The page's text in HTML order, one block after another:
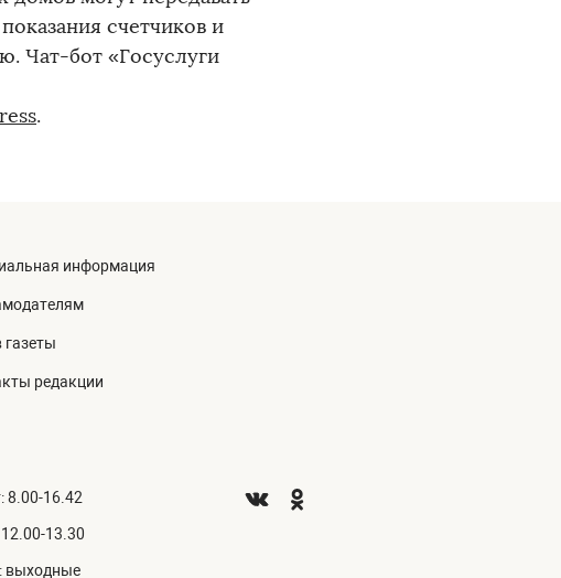
счетчиков и
Чат-бот «Госуслуги
.
информация
газеты
редакции
8.00-16.42
13.30
выходные